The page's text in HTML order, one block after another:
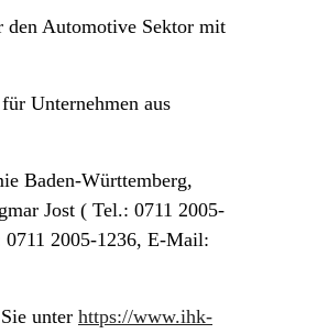
den Automotive Sektor mit
Unternehmen aus
Baden-Württemberg,
Jost ( Tel.: 0711 2005-
2005-1236, E-Mail:
unter https://www.ihk-